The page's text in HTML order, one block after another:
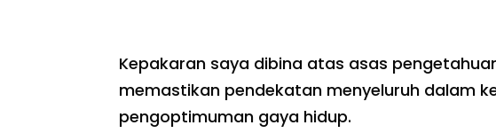
Kepakaran saya dibina atas asas
memastikan pendekatan menyeluruh dalam
pengoptimuman gaya hidup.